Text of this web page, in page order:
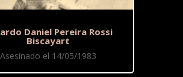
Daniel Pereira Rossi
Biscayart
Asesinado el 14/05/1983